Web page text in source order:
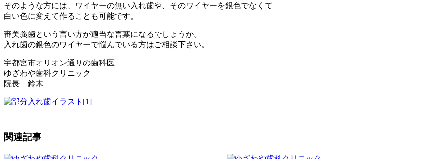
そのような方には、ワイヤーの無い入れ歯や、そのワイヤーを銀色でなくて
白い色に変えて作ることも可能です。
審美義歯という言い方が適当な言葉になるでしょうか。
入れ歯の銀色のワイヤーで悩んでいる方はご相談下さい。
宇都宮市オリオン通りの歯科医
ゆざわや歯科クリニック
院長 鈴木
関連記事